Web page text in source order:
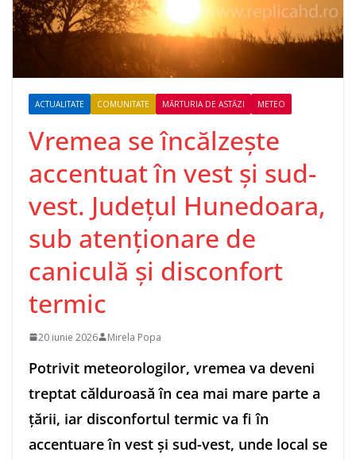
ACTUALITATE COMUNITATE MĂRTURIA DE ASTĂZI METEO
Vremea se încălzește
accentuat în vest și sud-
vest. Județul Hunedoara,
sub atenționare de
caniculă și disconfort
termic
20 iunie 2026 Mirela Popa
Potrivit meteorologilor, vremea va deveni
treptat călduroasă în cea mai mare parte a
țării, iar disconfortul termic va fi în
accentuare în vest și sud-vest, unde local se